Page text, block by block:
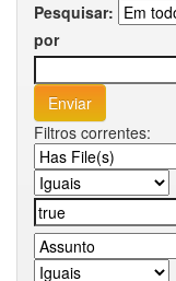
Pesquisar:
por
Filtros correntes: